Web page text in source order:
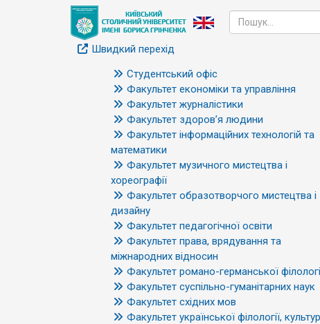
Швидкий перехід
Студентський офіс
Факультет економіки та управління
Факультет журналістики
Факультет здоров’я людини
Факультет інформаційних технологій та
математики
Факультет музичного мистецтва і
хореографії
Факультет образотворчого мистецтва і
дизайну
Факультет педагогічної освіти
Факультет права, врядування та
міжнародних відносин
Факультет романо-германської
Факультет суспільно-гуманітарних наук
Факультет східних мов
Факультет української філології,